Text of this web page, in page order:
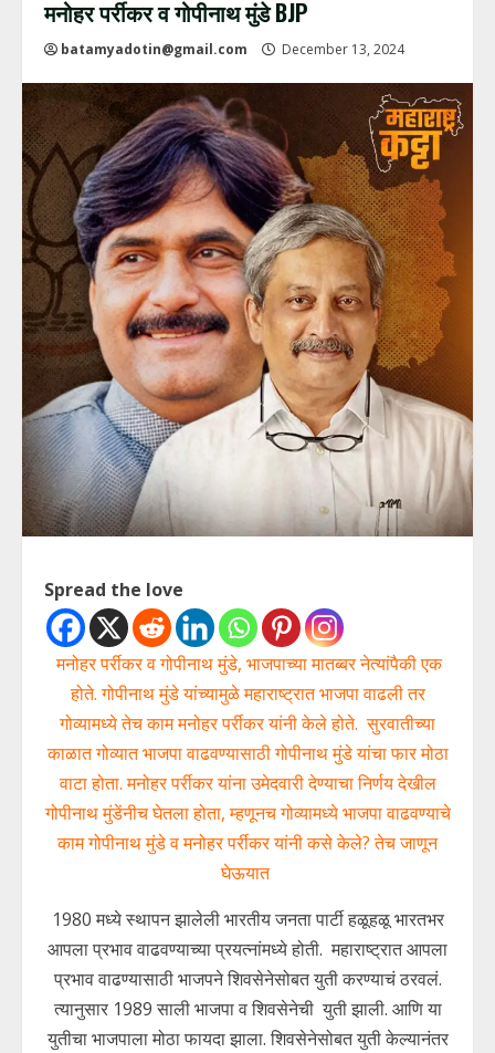
मनोहर पर्रीकर व गोपीनाथ मुंडे BJP
batamyadotin@gmail.com December 13, 2024
Spread the love
मनोहर पर्रीकर व गोपीनाथ मुंडे, भाजपाच्या मातब्बर नेत्यांपैकी एक
होते. गोपीनाथ मुंडे यांच्यामुळे महाराष्ट्रात भाजपा वाढली तर
गोव्यामध्ये तेच काम मनोहर पर्रीकर यांनी केले होते. सुरवातीच्या
काळात गोव्यात भाजपा वाढवण्यासाठी गोपीनाथ मुंडे यांचा फार मोठा
वाटा होता. मनोहर पर्रीकर यांना उमेदवारी देण्याचा निर्णय देखील
गोपीनाथ मुंडेंनीच घेतला होता, म्हणूनच गोव्यामध्ये भाजपा वाढवण्याचे
काम गोपीनाथ मुंडे व मनोहर पर्रीकर यांनी कसे केले? तेच जाणून
घेऊयात
1980 मध्ये स्थापन झालेली भारतीय जनता पार्टी हळूहळू भारतभर
आपला प्रभाव वाढवण्याच्या प्रयत्नांमध्ये होती. महाराष्ट्रात आपला
प्रभाव वाढण्यासाठी भाजपने शिवसेनेसोबत युती करण्याचं ठरवलं.
त्यानुसार 1989 साली भाजपा व शिवसेनेची युती झाली. आणि या
युतीचा भाजपाला मोठा फायदा झाला. शिवसेनेसोबत युती केल्यानंतर